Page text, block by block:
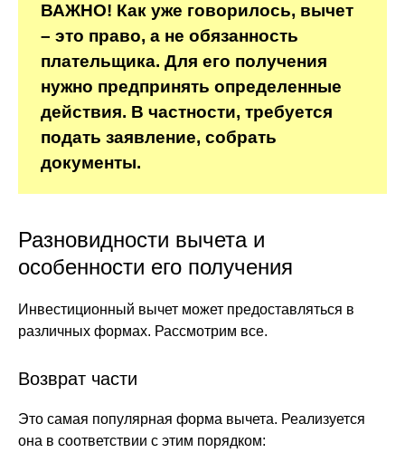
ВАЖНО! Как уже говорилось, вычет
– это право, а не обязанность
плательщика. Для его получения
нужно предпринять определенные
действия. В частности, требуется
подать заявление, собрать
документы.
Разновидности вычета и
особенности его получения
Инвестиционный вычет может предоставляться в
различных формах. Рассмотрим все.
Возврат части
Это самая популярная форма вычета. Реализуется
она в соответствии с этим порядком: